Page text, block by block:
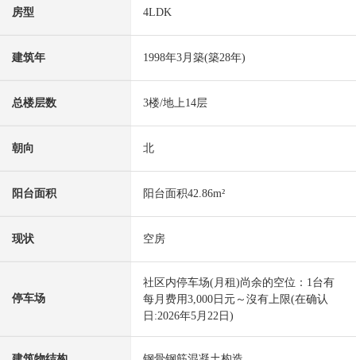
房型 4LDK
建筑年 1998年3月築(築28年)
总楼层数 3楼/地上14层
朝向 北
阳台面积 阳台面积42.86m²
现状 空房
停车场
社区内停车场(月租)尚余的空位：1台有
每月费用3,000日元～沒有上限(在确认
日:2026年5月22日)